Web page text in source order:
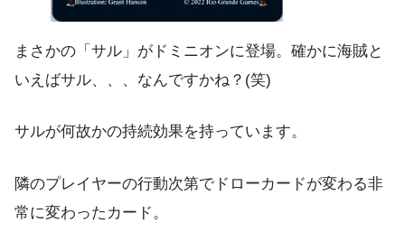
まさかの「サル」がドミニオンに登場。確かに海賊と
いえばサル、、、なんですかね？(笑)
サルが何故かの持続効果を持っています。
隣のプレイヤーの行動次第でドローカードが変わる非
常に変わったカード。